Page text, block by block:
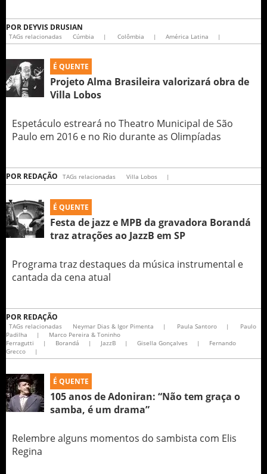
POR DEYVIS DRUSIAN
TAGs relacionadas Cúmbia | Colômbia | América Latina |
É QUENTE
Projeto Alma Brasileira valorizará obra de
Villa Lobos
Espetáculo estreará no Theatro Municipal de São
Paulo em 2016 e no Rio durante as Olimpíadas
POR REDAÇÃO TAGs relacionadas Villa Lobos |
É QUENTE
Festa de jazz e MPB da gravadora Borandá
traz atrações ao JazzB em SP
Programa traz destaques da música instrumental e
cantada da cena atual
POR REDAÇÃO
TAGs relacionadas Neymar Dias & Igor Pimenta | Paula Santoro |
Paulo
Padilha
|
Marco Pereira & Toninho
Ferragutti
| Borandá | JazzB | Gisella Gonçalves |
Fernando
Grecco
|
É QUENTE
105 anos de Adoniran: “Não tem graça o
samba, é um drama”
Relembre alguns momentos do sambista com Elis
Regina